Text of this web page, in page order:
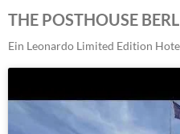
THE POSTHOUSE
Ein Leonardo Limited Edition